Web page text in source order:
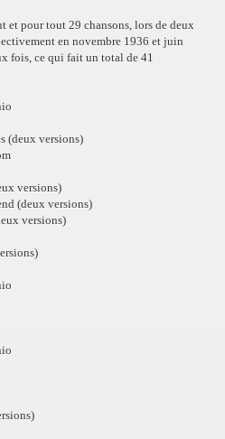
et pour tout 29 chansons, lors de deux
en novembre 1936 et juin
fois, ce qui fait un total de 41
versions)
versions)
(deux versions)
versions)